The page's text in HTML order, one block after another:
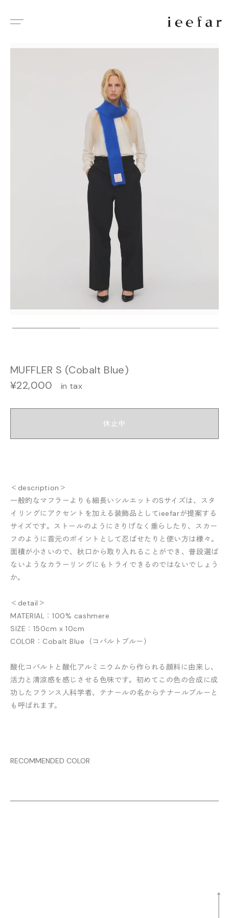
MUFFLER S (Cobalt Blue)
¥22,000
in tax
休止中
＜description＞
一般的なマフラーよりも細長いシルエットのSサイズは、スタ
イリングにアクセントを加える装飾品としてieefarが提案する
サイズです。ストールのようにさりげなく垂らしたり、スカー
フのように首元のポイントとして忍ばせたりと使い方は様々。
面積が小さいので、秋口から取り入れることができ、普段選ば
ないようなカラーリングにもトライできるのではないでしょう
か。
＜detail＞
MATERIAL：100% cashmere
SIZE：150cm x 10cm
COLOR：Cobalt Blue（コバルトブルー）
酸化コバルトと酸化アルミニウムから作られる顔料に由来し、
活力と清涼感を感じさせる色味です。初めてこの色の合成に成
功したフランス人科学者、テナールの名からテナールブルーと
も呼ばれます。
RECOMMENDED COLOR